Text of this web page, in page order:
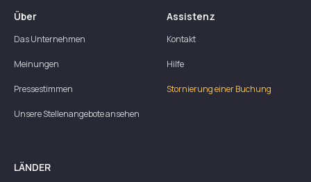
Über
Das Unternehmen
Meinungen
Pressestimmen
Unsere Stellenangebote ansehen
Assistenz
Kontakt
Hilfe
Stornierung einer Buchung
LÄNDER